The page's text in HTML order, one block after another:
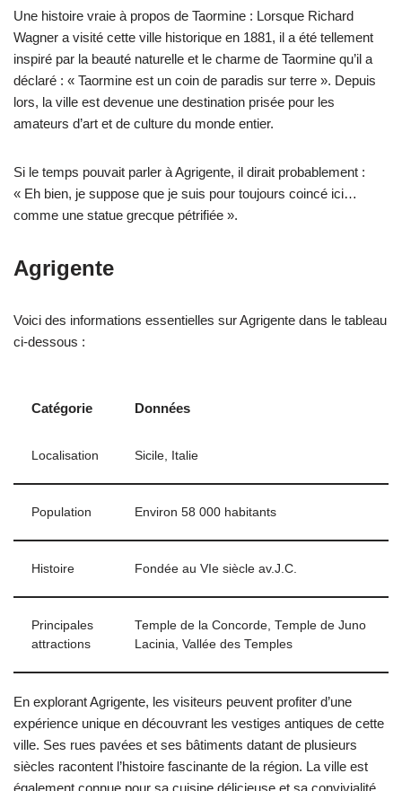
Une histoire vraie à propos de Taormine : Lorsque Richard
Wagner a visité cette ville historique en 1881, il a été tellement
inspiré par la beauté naturelle et le charme de Taormine qu’il a
déclaré : « Taormine est un coin de paradis sur terre ». Depuis
lors, la ville est devenue une destination prisée pour les
amateurs d’art et de culture du monde entier.
Si le temps pouvait parler à Agrigente, il dirait probablement :
« Eh bien, je suppose que je suis pour toujours coincé ici…
comme une statue grecque pétrifiée ».
Agrigente
Voici des informations essentielles sur Agrigente dans le tableau
ci-dessous :
Catégorie Données
Localisation Sicile, Italie
Population Environ 58 000 habitants
Histoire Fondée au VIe siècle av.J.C.
Principales
attractions
Temple de la Concorde, Temple de Juno
Lacinia, Vallée des Temples
En explorant Agrigente, les visiteurs peuvent profiter d’une
expérience unique en découvrant les vestiges antiques de cette
ville. Ses rues pavées et ses bâtiments datant de plusieurs
siècles racontent l’histoire fascinante de la région. La ville est
également connue pour sa cuisine délicieuse et sa convivialité